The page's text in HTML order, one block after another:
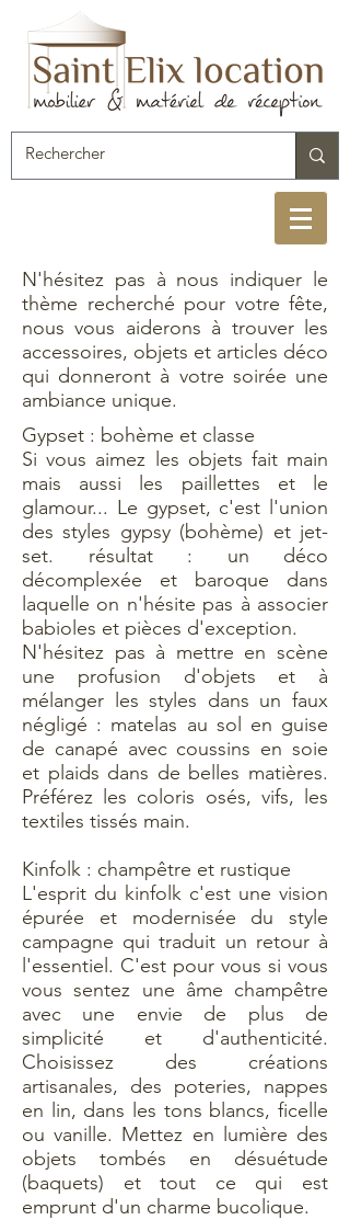
N'hésitez pas à nous indiquer le
thème recherché pour votre fête,
nous vous aiderons à trouver les
accessoires, objets et articles déco
qui donneront à votre soirée une
ambiance unique.
Gypset : bohème et classe
Si vous aimez les objets fait main
mais aussi les paillettes et le
glamour... Le gypset, c'est l'union
des styles gypsy (bohème) et jet-
set. résultat : un déco
décomplexée et baroque dans
laquelle on n'hésite pas à associer
babioles et pièces d'exception.
N'hésitez pas à mettre en scène
une profusion d'objets et à
mélanger les styles dans un faux
négligé : matelas au sol en guise
de canapé avec coussins en soie
et plaids dans de belles matières.
Préférez les coloris osés, vifs, les
textiles tissés main.
Kinfolk : champêtre et rustique
L'esprit du kinfolk c'est une vision
épurée et modernisée du style
campagne qui traduit un retour à
l'essentiel. C'est pour vous si vous
vous sentez une âme champêtre
avec une envie de plus de
simplicité et d'authenticité.
Choisissez des créations
artisanales, des poteries, nappes
en lin, dans les tons blancs, ficelle
ou vanille. Mettez en lumière des
objets tombés en désuétude
(baquets) et tout ce qui est
emprunt d'un charme bucolique.